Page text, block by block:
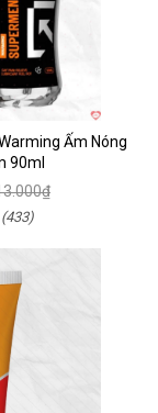
Ấm Nóng
90ml
(433)